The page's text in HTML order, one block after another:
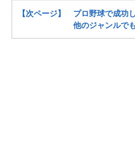
【次ページ】 プロ野球で成功
他のジャンルで